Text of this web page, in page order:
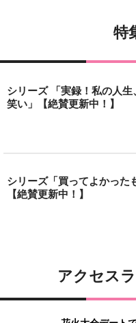
特
シリーズ 「実録！私の人生
笑い」【絶賛更新中！】
シリーズ「買ってよかった
【絶賛更新中！】
アクセス